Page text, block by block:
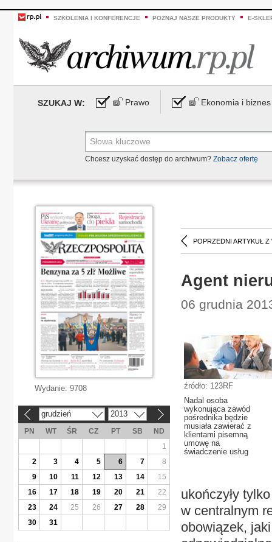
SZKOLENIA I KONFERENCJE POZNAJ NASZE PRODUKTY E-
SZUKAJ W: Prawo Ekonomia i biznes
Chcesz uzyskać dostęp do archiwum? Zobacz ofertę
POPRZEDNI ARTYKUŁ Z
Agent
06 grudnia
źródło: 123RF
Nadal osoba
wykonująca zawód
pośrednika będzie
musiała zawierać z
klientami pisemną
umowę na
świadczenie usług
ukończyły
w centralnym
obowiązek,
Wydanie: 9708
grudzień 2013
PN WT ŚR CZ PT SB
ND
1
2
3 4 5 6 7
8
9
10 11 12 13 14
15
16
17 18 19 20 21
22
23
24 25 26 27 28
29
30
31